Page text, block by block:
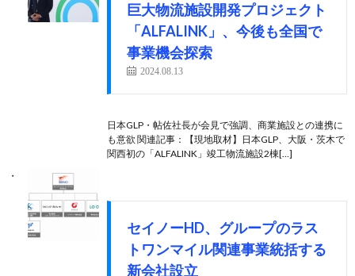
巨大物流施設開発プロジェクト
「ALFALINK」、今後も全国で
事業機会探索
2024.08.13
日本GLP・帖佐社長が会見で強調、商業施設との連携に
も意欲 関連記事：【現地取材】日本GLP、大阪・茨木で
関西初の「ALFALINK」竣工物流施設2棟[…]
セイノーHD、グループのラス
トワンマイル関連事業統括する
新会社設立